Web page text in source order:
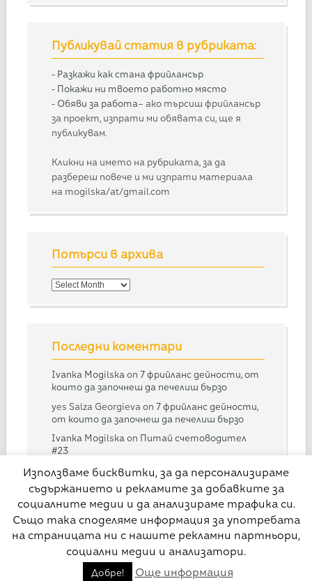
Публикувай статия в рубриката:
- Разкажи как стана фрийлансър
- Покажи ни твоето работно място
- Обяви за работа– ако търсиш фрийлансър
за проект, изпрати ми обявата си, ще я
публикувам.
Кликни на името на рубриката, за да
разбереш повече и ми изпрати материала
на mogilska/at/gmail.com
Потърси в архива
Потърси
Последни коментари
Ivanka Mogilskaon7 фрийланс дейности, от
които да започнеш да печелиш бързо
yes Salza Georgieva on7 фрийланс дейности,
от които да започнеш да печелиш бързо
Ivanka Mogilskaon Питай счетоводител
#23
ДаринаonПитай счетоводител #23
Ivanka Mogilska onПитай счетоводител
#28
© Свободна практика
Използваме бисквитки, за да персонализираме
съдържанието и рекламите за добавките за
социалните медии и да анализираме трафика си.
Също така споделяме информация за употребата
на страницата ни с нашите рекламни партньори,
социални медии и анализатори.
Добре! Още информация